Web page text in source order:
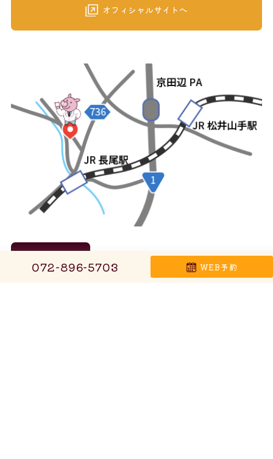
オフィシャルサイトへ
アクセス 枚方市・長尾駅から徒歩11分
072-896-5703 WEB予約